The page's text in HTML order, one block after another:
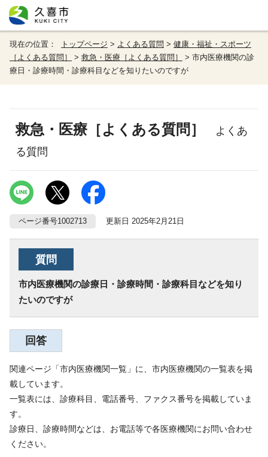
現在の位置： トップページ > よくある質問 > 健康・福祉・スポーツ
［よくある質問］
> 救急・医療［よくある質問］
> 市内医療機関の診
療日・診療時間・診療科目などを知りたいのですが
救急・医療［よくある質問］
よくあ
る質問
ページ番号1002713 更新日 2025年2月21日
質問
市内医療機関の診療日・診療時間・診療科目などを知り
たいのですが
回答
関連ページ「市内医療機関一覧」に、市内医療機関の一覧表を掲
載しています。
一覧表には、診療科目、電話番号、ファクス番号を掲載していま
す。
診療日、診療時間などは、お電話等で各医療機関にお問い合わせ
ください。